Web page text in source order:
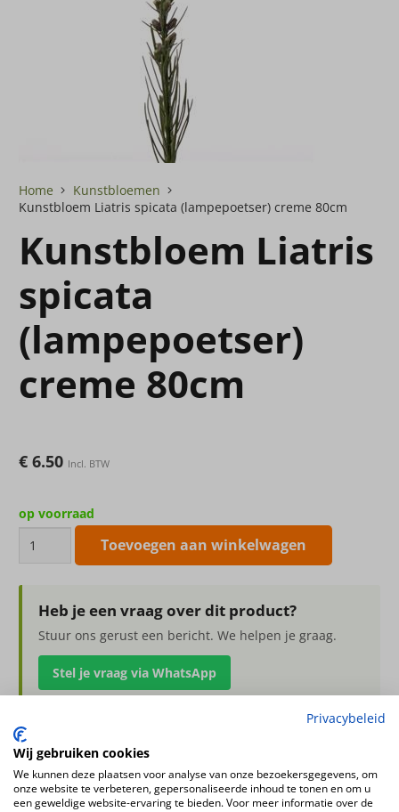
Home
Kunstbloemen
Kunstbloem Liatris spicata (lampepoetser) creme 80cm
Kunstbloem Liatris
spicata
(lampepoetser)
creme 80cm
€ 6.50 Incl. BTW
op voorraad
spicata
(lampepoetser)
creme
80cm
aantal
Toevoegen aan winkelwagen
Heb je een vraag over dit product?
Stuur ons gerust een bericht. We helpen je graag.
Stel je vraag via WhatsApp
Kunstbloem Liatris spicata (lampepoetser) creme 80cm
Kleur
Privacybeleid
Wij gebruiken cookies
We kunnen deze plaatsen voor analyse van onze bezoekersgegevens, om
onze website te verbeteren, gepersonaliseerde inhoud te tonen en om u
een geweldige website-ervaring te bieden. Voor meer informatie over de